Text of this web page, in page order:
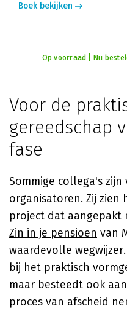
Boek bekijken
Op voorraad | Nu
Voor de
gereedschap
fase
Sommige collega's
organisatoren. Zij zien
project dat aangepakt
Zin in je pensioen van
waardevolle
bij het praktisch
maar besteedt ook
proces van afscheid